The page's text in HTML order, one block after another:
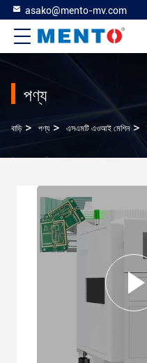
asako@mento-mv.com
পণ্য
বাড়ি > পণ্য > এসএমটি এওআই মেশিন >